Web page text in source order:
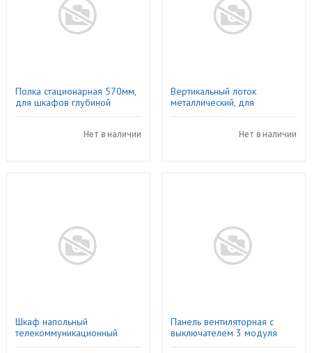
Полка стационарная 570мм,
для шкафов глубиной
Нет в наличии
Вертикальный лоток
металлический, для
Нет в наличии
Шкаф напольный
телекоммуникационный
Панель вентиляторная с
выключателем 3 модуля